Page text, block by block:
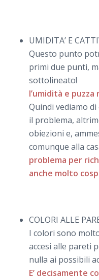
UMIDITA’ E
Questo punto
primi due punti,
sottolineato!
l’umidità e
Quindi vediamo
il problema,
obiezioni e,
comunque alla
problema per
anche molto
COLORI ALLE
I colori sono
accesi alle pareti
nulla ai possibili
E’ decisamente